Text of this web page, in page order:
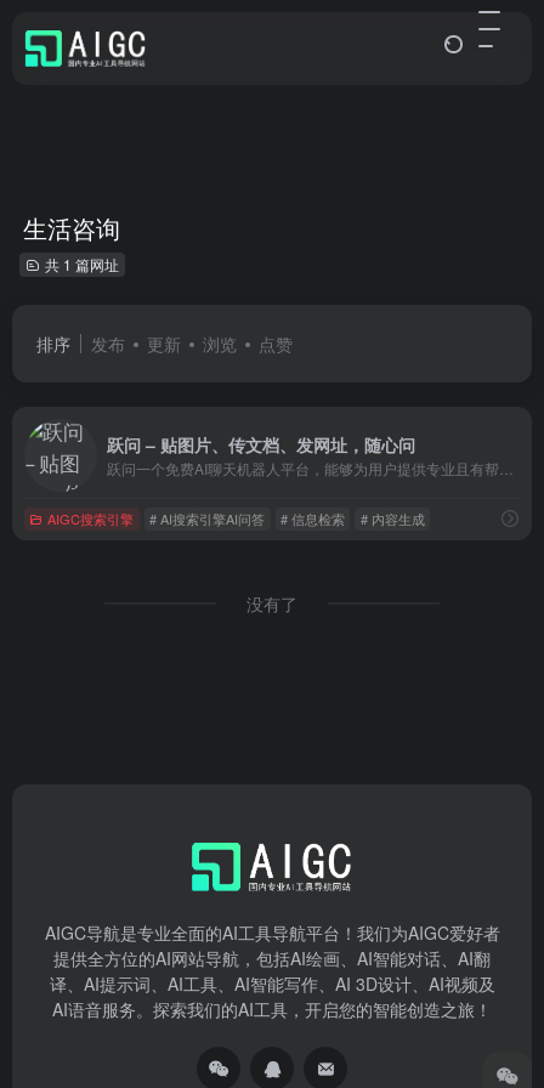
生活咨询
共 1 篇网址
排序 发布 更新 浏览 点赞
跃问 – 贴图片、传文档、发网址，随心问
AIGC搜索引擎 # AI搜索引擎AI问答 # 信息检索 # 内容生成
没有了
AIGC导航是专业全面的AI工具导航平台！我们为AIGC爱好者
提供全方位的AI网站导航，包括AI绘画、AI智能对话、AI翻
译、AI提示词、AI工具、AI智能写作、AI 3D设计、AI视频及
AI语音服务。探索我们的AI工具，开启您的智能创造之旅！